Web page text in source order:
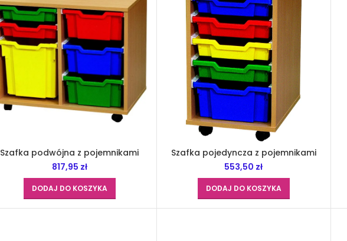
Szafka podwójna z pojemnikami
817,95 zł
DODAJ DO KOSZYKA
Szafka pojedyncza z pojemnikami
553,50 zł
DODAJ DO KOSZYKA